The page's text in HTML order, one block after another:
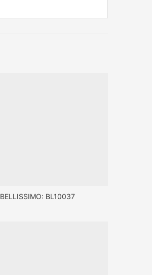
BELLISSIMO: BL10037